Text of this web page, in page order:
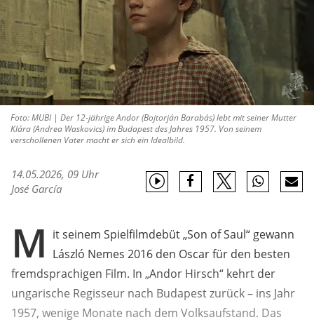
Foto: MUBI | Der 12-jährige Andor (Bojtorján Barabás) lebt mit seiner Mutter
Klára (Andrea Waskovics) im Budapest des Jahres 1957. Von seinem
verschollenen Vater macht er sich ein Idealbild.
14.05.2026, 09 Uhr
José García
M it seinem Spielfilmdebüt „Son of Saul“ gewann
László Nemes 2016 den Oscar für den besten
fremdsprachigen Film. In „Andor Hirsch“ kehrt der
ungarische Regisseur nach Budapest zurück – ins Jahr
1957, wenige Monate nach dem Volksaufstand. Das